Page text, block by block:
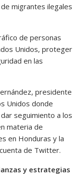
migrantes ilegales
de personas
Unidos, proteger
en las
presidente
Unidos donde
seguimiento a los
materia de
en Honduras y la
de Twitter.
y estrategias